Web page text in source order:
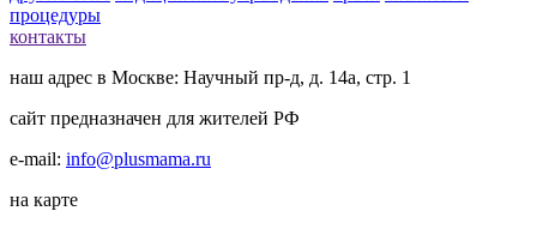
процедуры
контакты
наш адрес в Москве: Научный пр-д, д. 14а, стр. 1
сайт предназначен для жителей РФ
e-mail: info@plusmama.ru
на карте